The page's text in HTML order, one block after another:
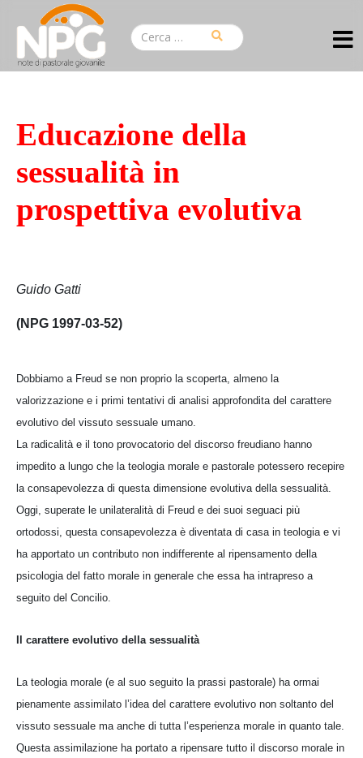
Educazione della
sessualità in
prospettiva evolutiva
Guido Gatti
(NPG 1997-03-52)
Dobbiamo a Freud se non proprio la scoperta, almeno la
valorizzazione e i primi tentativi di analisi approfondita del carattere
evolutivo del vissuto sessuale umano.
La radicalità e il tono provocatorio del discorso freudiano hanno
impedito a lungo che la teologia morale e pastorale potessero recepire
la consapevolezza di questa dimensione evolutiva della sessualità.
Oggi, superate le unilateralità di Freud e dei suoi seguaci più
ortodossi, questa consapevolezza è diventata di casa in teologia e vi
ha apportato un contributo non indifferente al ripensamento della
psicologia del fatto morale in generale che essa ha intrapreso a
seguito del Concilio.
Il carattere evolutivo della sessualità
La teologia morale (e al suo seguito la prassi pastorale) ha ormai
pienamente assimilato l’idea del carattere evolutivo non soltanto del
vissuto sessuale ma anche di tutta l’esperienza morale in quanto tale.
Questa assimilazione ha portato a ripensare tutto il discorso morale in